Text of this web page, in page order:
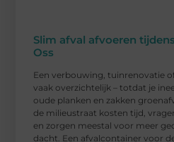
Slim afval afvoeren
Oss
Een verbouwing, tuinrenovatie
vaak overzichtelijk – totdat je
oude planken en zakken
de milieustraat kosten tijd,
en zorgen meestal voor meer
dacht. Een afvalcontainer voor